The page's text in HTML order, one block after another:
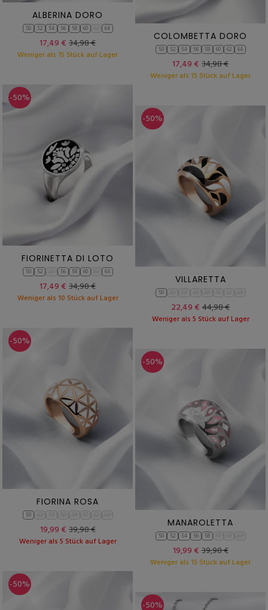
ALBERINA DORO
50 52 54 56 58 60 64
17,49 € 34,98 €
Weniger als 15 Stück auf Lager
COLOMBETTA DORO
50 52 54 56 58 60 62 64
17,49 € 34,98 €
Weniger als 15 Stück auf Lager
-50%
FIORINETTA DI LOTO
50 52 56 58 60 64
17,49 € 34,98 €
Weniger als 10 Stück auf Lager
-50%
VILLARETTA
50
22,49 € 44,98 €
Weniger als 5 Stück auf Lager
-50%
FIORINA ROSA
50
19,99 €39,98 €
Weniger als 5 Stück auf Lager
-50%
MANAROLETTA
50 52 54 56 58
19,99 €39,98 €
Weniger als 15 Stück auf Lager
-50%
-50%